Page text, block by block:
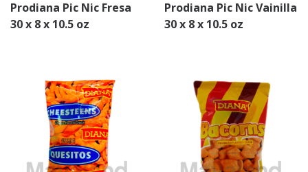
Prodiana Pic Nic Fresa
30 x 8 x 10.5 oz
Prodiana Pic Nic Vainilla
30 x 8 x 10.5 oz